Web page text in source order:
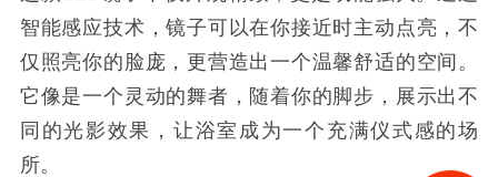
智能感应技术，镜子可以在你接近时主动点亮，不
仅照亮你的脸庞，更营造出一个温馨舒适的空间。
它像是一个灵动的舞者，随着你的脚步，展示出不
同的光影效果，让浴室成为一个充满仪式感的场
所。